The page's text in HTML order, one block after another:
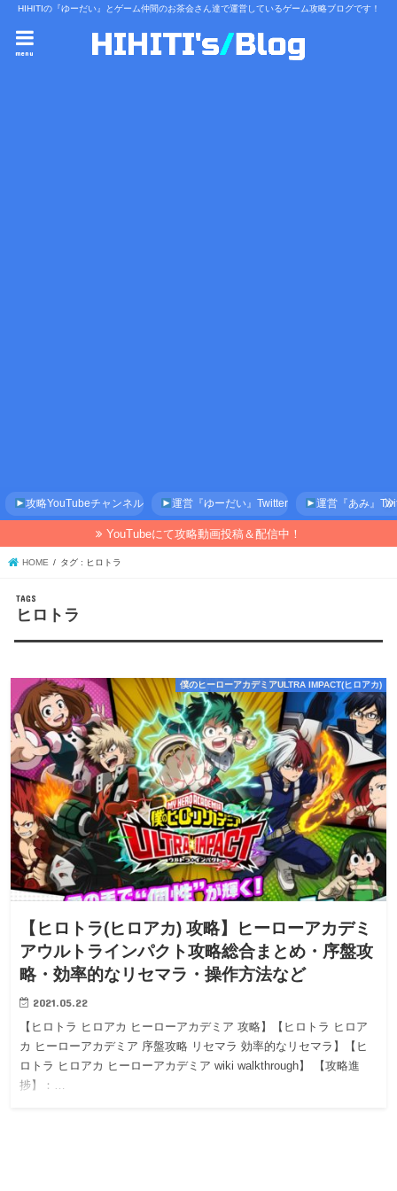
HIHITIの『ゆーだい』とゲーム仲間のお茶会さん達で運営しているゲーム攻略ブログです！
menu
攻略YouTubeチャンネル 運営『ゆーだい』Twitter 運営『あみ』
YouTubeにて攻略動画投稿＆配信中！
HOME タグ : ヒロトラ
ヒロトラ
僕のヒーローアカデミアULTRA IMPACT(ヒロアカ)
【ヒロトラ(ヒロアカ) 攻略】ヒーローアカデミ
アウルトラインパクト攻略総合まとめ・序盤攻
略・効率的なリセマラ・操作方法など
2021.05.22
【ヒロトラ ヒロアカ ヒーローアカデミア 攻略】【ヒロトラ ヒロア
カ ヒーローアカデミア 序盤攻略 リセマラ 効率的なリセマラ】【ヒ
ロトラ ヒロアカ ヒーローアカデミア wiki walkthrough】 【攻略進
捗】：…